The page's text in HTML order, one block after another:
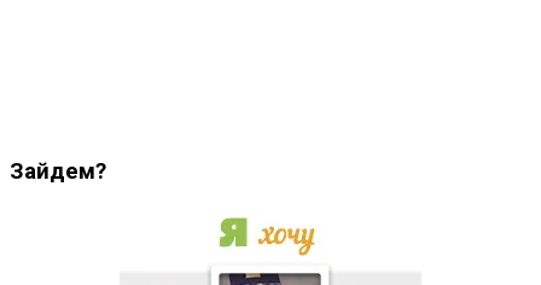
Зайдем?